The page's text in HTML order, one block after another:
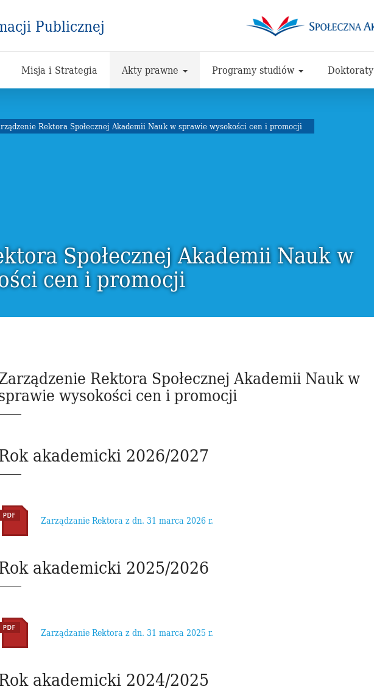
Publicznej
Misja i Strategia Akty prawne Programy studiów Doktoraty
Rektora Społecznej Akademii Nauk w sprawie wysokości cen i promocji
Społecznej Akademii Nauk w
cen i promocji
Rektora Społecznej Akademii Nauk w
wysokości cen i promocji
akademicki 2026/2027
Zarządzanie Rektora z dn. 31 marca 2026 r.
akademicki 2025/2026
Zarządzanie Rektora z dn. 31 marca 2025 r.
akademicki 2024/2025